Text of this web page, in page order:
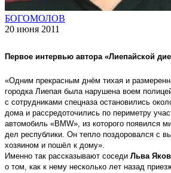
БОГОМОЛОВ
20 июня 2011
Первое интервью автора «Лиепайской
«Одним прекрасным днём тихая и
городка Лиепая была нарушена воем
с сотрудниками спецназа остановились
дома и рассредоточились по периметру
автомобиль «BMW», из которого появился
дел республики. Он тепло поздоровался с
хозяином и пошёл к дому».
Именно так рассказывают соседи Льва
о том, как к нему несколько лет назад